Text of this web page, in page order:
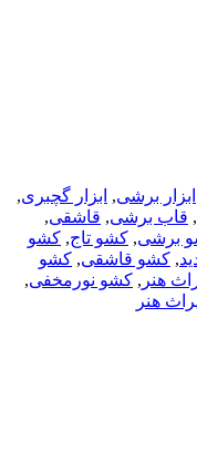
ابزار برشی, ابزار گچبری,
, قاب برشی, قاشقی,
برشی, کشو تاج, کشو
, کشو قاشقی, کشو
هنر , کشو نورمخفی,
هنر